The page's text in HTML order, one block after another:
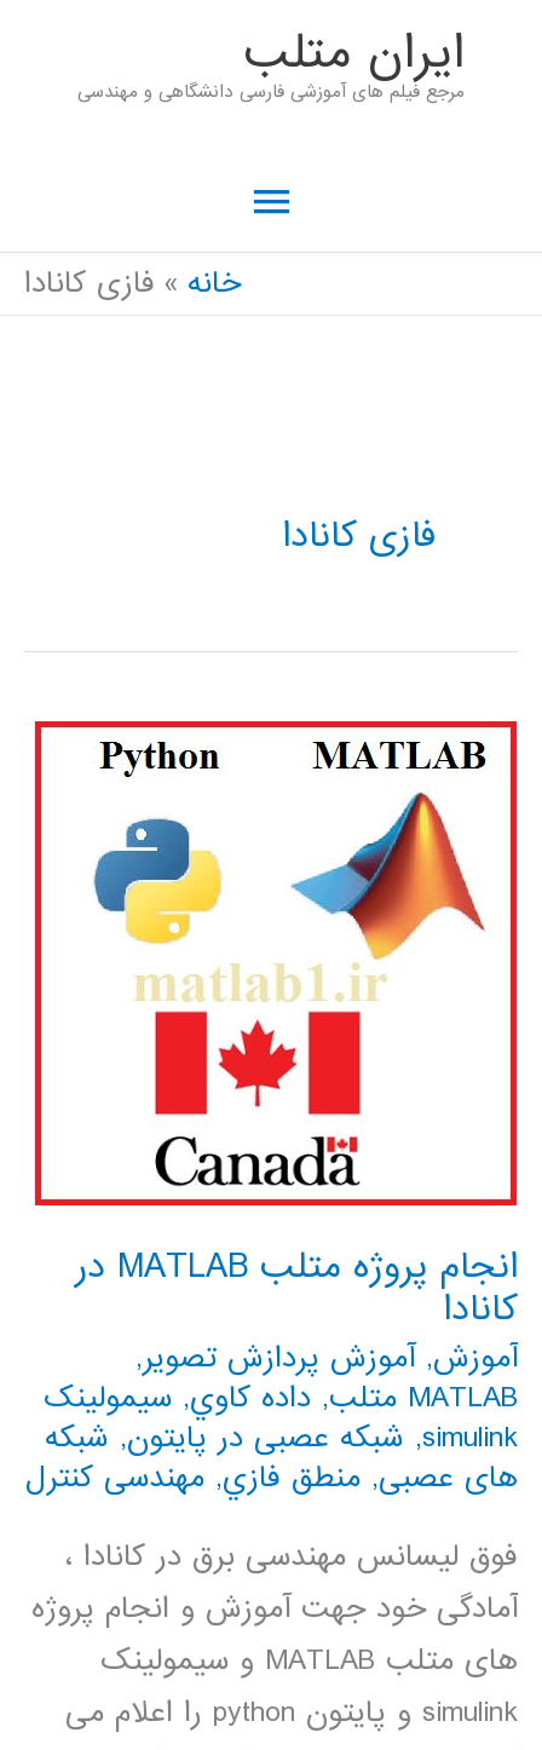
ايران متلب
مرجع فیلم های آموزشی فارسی دانشگاهی و مهندسی
فهرست
اصلی
خانه فازی کانادا
فازی کانادا
انجام پروژه متلب MATLAB در
کانادا
آموزش,آموزش پردازش تصویر,
MATLAB متلب
, داده كاوي, سیمولینک
simulink
, شبکه عصبی در پایتون, شبکه
های عصبی, منطق فازي, مهندسی کنترل
فوق لیسانس مهندسی برق در کانادا ،
آمادگی خود جهت آموزش و انجام پروژه
های متلب MATLAB و سیمولینک
simulink و پایتون python را اعلام می